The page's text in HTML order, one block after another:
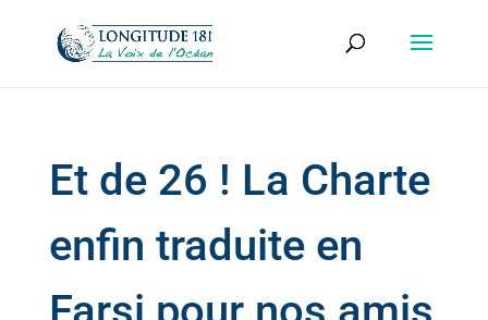
Et de 26 ! La Charte
enfin traduite en